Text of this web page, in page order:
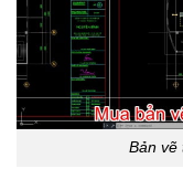
Bản vẽ